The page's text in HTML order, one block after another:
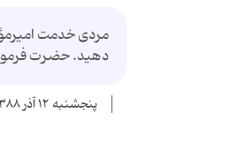
مردی خدمت
دهید. حضرت
پنجشنبه ۱۲ آذر ۱۳۸۸ - ۰۰:۰۰